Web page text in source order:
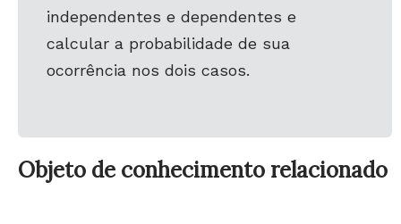
independentes e dependentes e
calcular a probabilidade de sua
ocorrência nos dois casos.
Objeto de conhecimento relacionado